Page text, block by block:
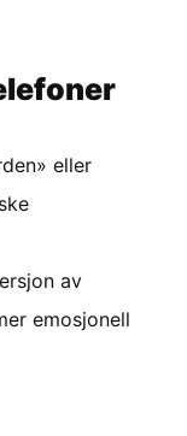
eller
av
emosjonell